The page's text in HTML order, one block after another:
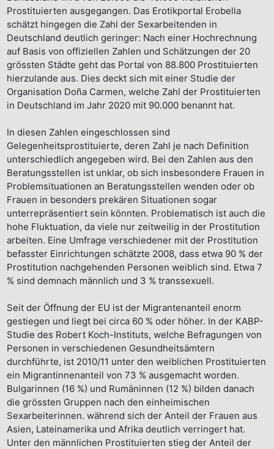
Prostituierten ausgegangen. Das Erotikportal Erobella
schätzt hingegen die Zahl der Sexarbeitenden in
Deutschland deutlich geringer: Nach einer Hochrechnung
auf Basis von offiziellen Zahlen und Schätzungen der 20
grössten Städte geht das Portal von 88.800 Prostituierten
hierzulande aus. Dies deckt sich mit einer Studie der
Organisation Doña Carmen, welche Zahl der Prostituierten
in Deutschland im Jahr 2020 mit 90.000 benannt hat.
In diesen Zahlen eingeschlossen sind
Gelegenheitsprostituierte, deren Zahl je nach Definition
unterschiedlich angegeben wird. Bei den Zahlen aus den
Beratungsstellen ist unklar, ob sich insbesondere Frauen in
Problemsituationen an Beratungsstellen wenden oder ob
Frauen in besonders prekären Situationen sogar
unterrepräsentiert sein könnten. Problematisch ist auch die
hohe Fluktuation, da viele nur zeitweilig in der Prostitution
arbeiten. Eine Umfrage verschiedener mit der Prostitution
befasster Einrichtungen schätzte 2008, dass etwa 90 % der
Prostitution nachgehenden Personen weiblich sind. Etwa 7
% sind demnach männlich und 3 % transsexuell.
Seit der Öffnung der EU ist der Migrantenanteil enorm
gestiegen und liegt bei circa 60 % oder höher. In der KABP-
Studie des Robert Koch-Instituts, welche Befragungen von
Personen in verschiedenen Gesundheitsämtern
durchführte, ist 2010/11 unter den weiblichen Prostituierten
ein Migrantinnenanteil von 73 % ausgemacht worden.
Bulgarinnen (16 %) und Rumäninnen (12 %) bilden danach
die grössten Gruppen nach den einheimischen
Sexarbeiterinnen. während sich der Anteil der Frauen aus
Asien, Lateinamerika und Afrika deutlich verringert hat.
Unter den männlichen Prostituierten stieg der Anteil der